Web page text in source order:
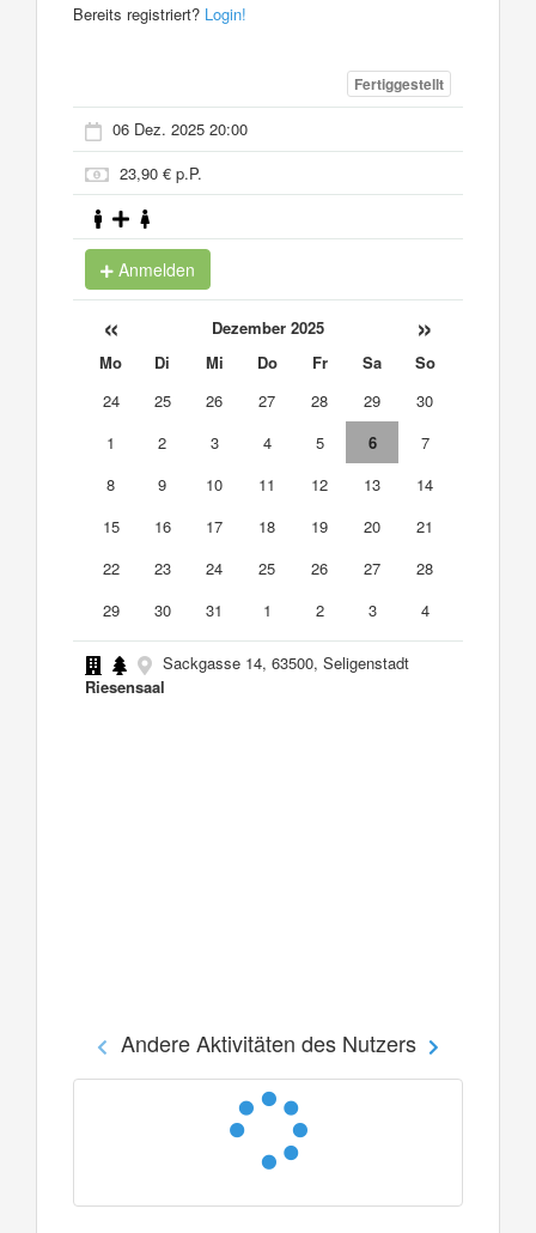
Bereits registriert? Login!
Fertiggestellt
06 Dez. 2025 20:00
23,90 € p.P.
Anmelden
« Dezember 2025 »
Mo Di Mi Do Fr Sa
So
24
25 26 27 28 29
30
1
2 3 4 5 6
7
8
9 10 11 12 13
14
15
16 17 18 19 20
21
22
23 24 25 26 27
28
29
30 31 1 2 3 4
Sackgasse 14, 63500, Seligenstadt
Riesensaal
Andere Aktivitäten des Nutzers